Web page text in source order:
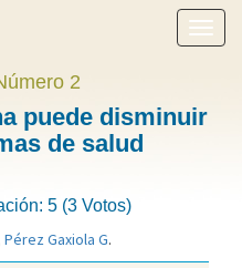
menú
2
puede disminuir
de salud
5 (3 Votos)
Pérez Gaxiola G.